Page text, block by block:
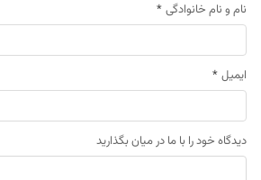
نام و نام خانوادگی *
ایمیل *
دیدگاه خود را با ما در میان بگذارید